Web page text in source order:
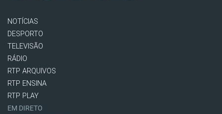
NOTÍCIAS
DESPORTO
TELEVISÃO
RÁDIO
RTP ARQUIVOS
RTP ENSINA
RTP PLAY
EM DIRETO